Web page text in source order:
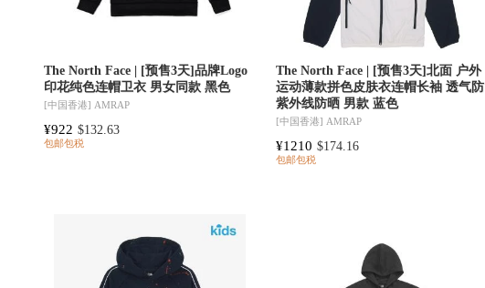
The North Face | [预售3天]品牌Logo
印花纯色连帽卫衣 男女同款 黑色
[中国香港] AMRAP
¥922 $132.63
包邮包税
The North Face | [预售3天]北面 户外
运动薄款拼色皮肤衣连帽长袖 透气防
紫外线防晒 男款 蓝色
[中国香港] AMRAP
¥1210 $174.16
包邮包税